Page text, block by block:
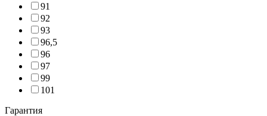
91
92
93
96,5
96
97
99
101
Гарантия